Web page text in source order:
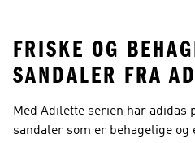
FRISKE OG
SANDALER FRA
Med Adilette serien har adidas
sandaler som er behagelige og